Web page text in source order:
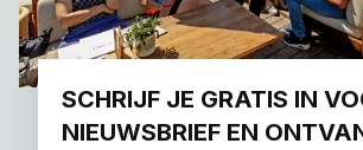
SCHRIJF JE GRATIS IN
NIEUWSBRIEF EN